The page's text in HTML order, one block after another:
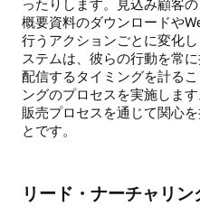
概要資料のダウンロードや
行うアクションごとに変化
ステムは、彼らの行動を常
配信するタイミングを計る
ングのプロセスを実施しま
販売プロセスを通じて関心
とです。
リード・ナーチャリ